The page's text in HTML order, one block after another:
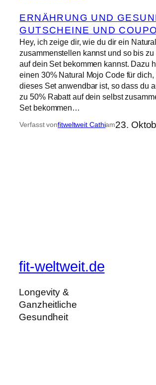
ERNÄHRUNG UND
GUTSCHEINE UND
Hey, ich zeige dir, wie du dir ein
zusammenstellen kannst und so bis
auf dein Set bekommen kannst. Dazu
einen 30% Natural Mojo Code für dich,
dieses Set anwendbar ist, so dass du
zu 50% Rabatt auf dein selbst
Set bekommen…
Verfasst vonfitweltweit Cathiam23.
fit-weltweit.de
Longevity &
Ganzheitliche
Gesundheit